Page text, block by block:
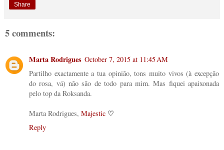
Share
5 comments:
Marta Rodrigues October 7, 2015 at 11:45 AM
Partilho exactamente a tua opinião, tons muito vivos (à excepção
do rosa, vá) não são de todo para mim. Mas fiquei apaixonada
pelo top da Roksanda.
Marta Rodrigues, Majestic ♡
Reply